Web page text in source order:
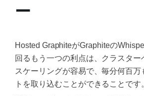
ー
Hosted GraphiteがGraphiteの
回るもう一つの利点は、クラスター
スケーリングが容易で、毎分何百万
トを取り込むことができることです